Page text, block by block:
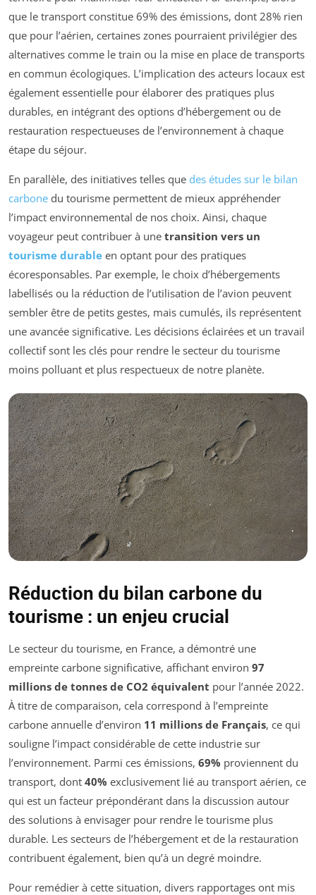
que le transport constitue 69% des émissions, dont 28% rien
que pour l’aérien, certaines zones pourraient privilégier des
alternatives comme le train ou la mise en place de transports
en commun écologiques. L’implication des acteurs locaux est
également essentielle pour élaborer des pratiques plus
durables, en intégrant des options d’hébergement ou de
restauration respectueuses de l’environnement à chaque
étape du séjour.
En parallèle, des initiatives telles que des études sur le bilan
carbone du tourisme permettent de mieux appréhender
l’impact environnemental de nos choix. Ainsi, chaque
voyageur peut contribuer à une transition vers un
tourisme durable en optant pour des pratiques
écoresponsables. Par exemple, le choix d’hébergements
labellisés ou la réduction de l’utilisation de l’avion peuvent
sembler être de petits gestes, mais cumulés, ils représentent
une avancée significative. Les décisions éclairées et un travail
collectif sont les clés pour rendre le secteur du tourisme
moins polluant et plus respectueux de notre planète.
Réduction du bilan carbone du
tourisme : un enjeu crucial
Le secteur du tourisme, en France, a démontré une
empreinte carbone significative, affichant environ 97
millions de tonnes de CO2 équivalent pour l’année 2022.
À titre de comparaison, cela correspond à l’empreinte
carbone annuelle d’environ 11 millions de Français, ce qui
souligne l’impact considérable de cette industrie sur
l’environnement. Parmi ces émissions, 69% proviennent du
transport, dont 40% exclusivement lié au transport aérien, ce
qui est un facteur prépondérant dans la discussion autour
des solutions à envisager pour rendre le tourisme plus
durable. Les secteurs de l’hébergement et de la restauration
contribuent également, bien qu’à un degré moindre.
Pour remédier à cette situation, divers rapportages ont mis